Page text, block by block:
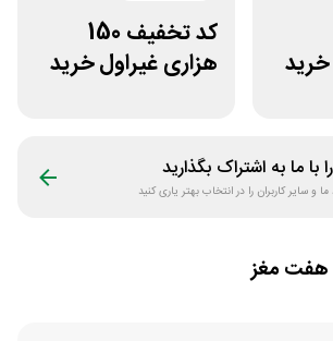
کد تخفیف 150
هزاری غیراول خرید
ما به اشتراک بگذارید
سایر کاربران را در انتخاب بهتر یاری کنید
هفت مغز